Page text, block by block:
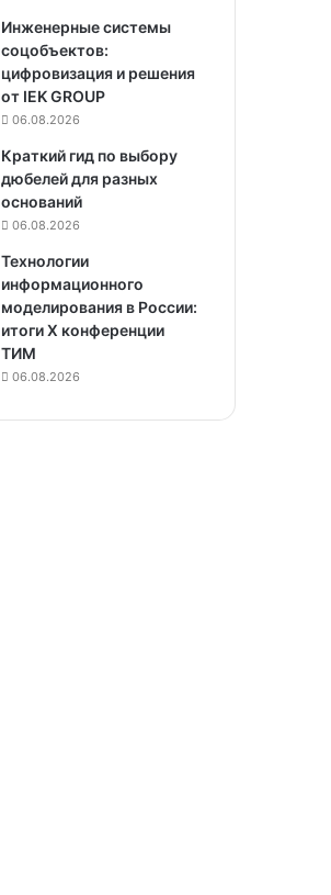
Инженерные системы
соцобъектов:
цифровизация и решения
от IEK GROUP
06.08.2026
Краткий гид по выбору
дюбелей для разных
оснований
06.08.2026
Технологии
информационного
моделирования в России:
итоги X конференции
ТИМ
06.08.2026